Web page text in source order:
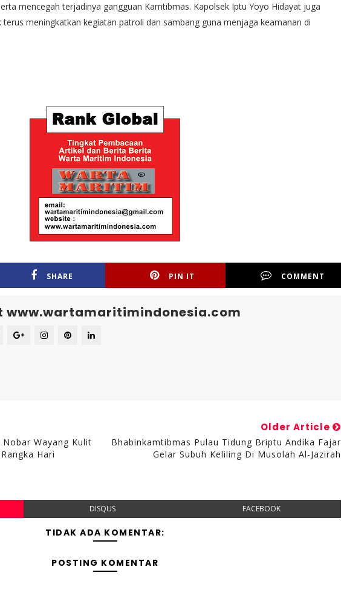
mencegah terjadinya gangguan Kamtibmas. Kapolsek Iptu Yoyo Hidayat juga
meningkatkan kegiatan patroli dan sambang guna menjaga keamanan di
SHARE PIN IT COMMENT
www.wartamaritimindonesia.com
Wayang Kulit
Hari
Older Article
Bhabinkamtibmas Pulau Tidung Briptu Andika Fajar
Gelar Subuh Keliling Di Musolah Al-Jazirah
DISQUS FACEBOOK
TIDAK ADA KOMENTAR:
POSTING KOMENTAR